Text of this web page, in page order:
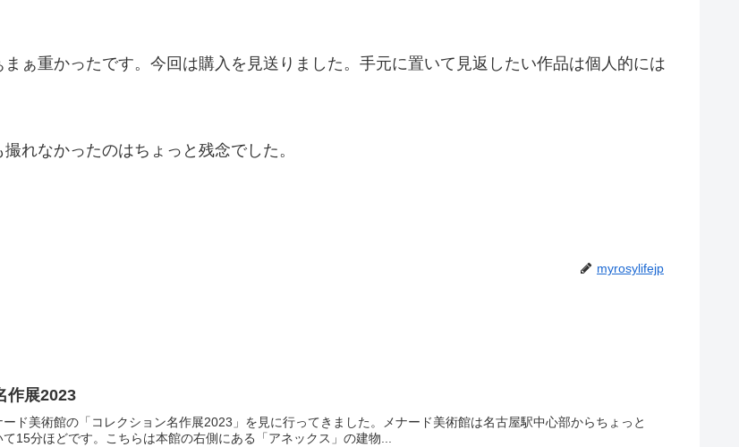
ぁ重かったです。今回は購入を見送りました。手元に置いて見返したい作品は個人的には
れなかったのはちょっと残念でした。
myrosylifejp
作展2023
ド美術館の「コレクション名作展2023」を見に行ってきました。メナード美術館は名古屋駅中心部からちょっと
15分ほどです。こちらは本館の右側にある「アネックス」の建物...